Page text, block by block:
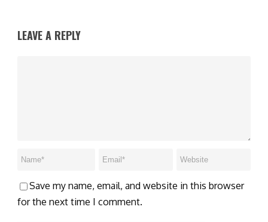
LEAVE A REPLY
Save my name, email, and website in this browser
for the next time I comment.